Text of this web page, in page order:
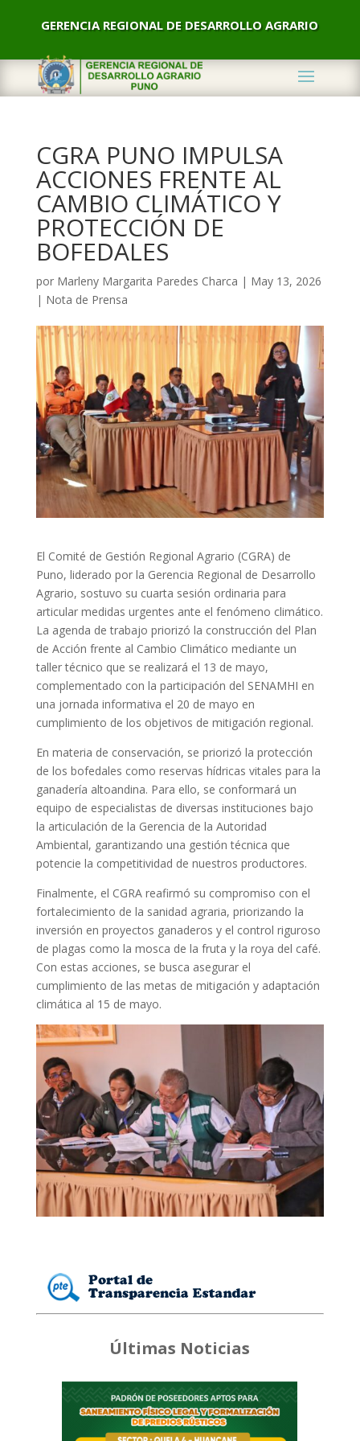
GERENCIA REGIONAL DE DESARROLLO AGRARIO
CGRA PUNO IMPULSA
ACCIONES FRENTE AL
CAMBIO CLIMÁTICO Y
PROTECCIÓN DE
BOFEDALES
por Marleny Margarita Paredes Charca | May 13, 2026
| Nota de Prensa
El Comité de Gestión Regional Agrario (CGRA) de
Puno, liderado por la Gerencia Regional de Desarrollo
Agrario, sostuvo su cuarta sesión ordinaria para
articular medidas urgentes ante el fenómeno climático.
La agenda de trabajo priorizó la construcción del Plan
de Acción frente al Cambio Climático mediante un
taller técnico que se realizará el 13 de mayo,
complementado con la participación del SENAMHI en
una jornada informativa el 20 de mayo en
cumplimiento de los objetivos de mitigación regional.
En materia de conservación, se priorizó la protección
de los bofedales como reservas hídricas vitales para la
ganadería altoandina. Para ello, se conformará un
equipo de especialistas de diversas instituciones bajo
la articulación de la Gerencia de la Autoridad
Ambiental, garantizando una gestión técnica que
potencie la competitividad de nuestros productores.
Finalmente, el CGRA reafirmó su compromiso con el
fortalecimiento de la sanidad agraria, priorizando la
inversión en proyectos ganaderos y el control riguroso
de plagas como la mosca de la fruta y la roya del café.
Con estas acciones, se busca asegurar el
cumplimiento de las metas de mitigación y adaptación
climática al 15 de mayo.
Últimas Noticias